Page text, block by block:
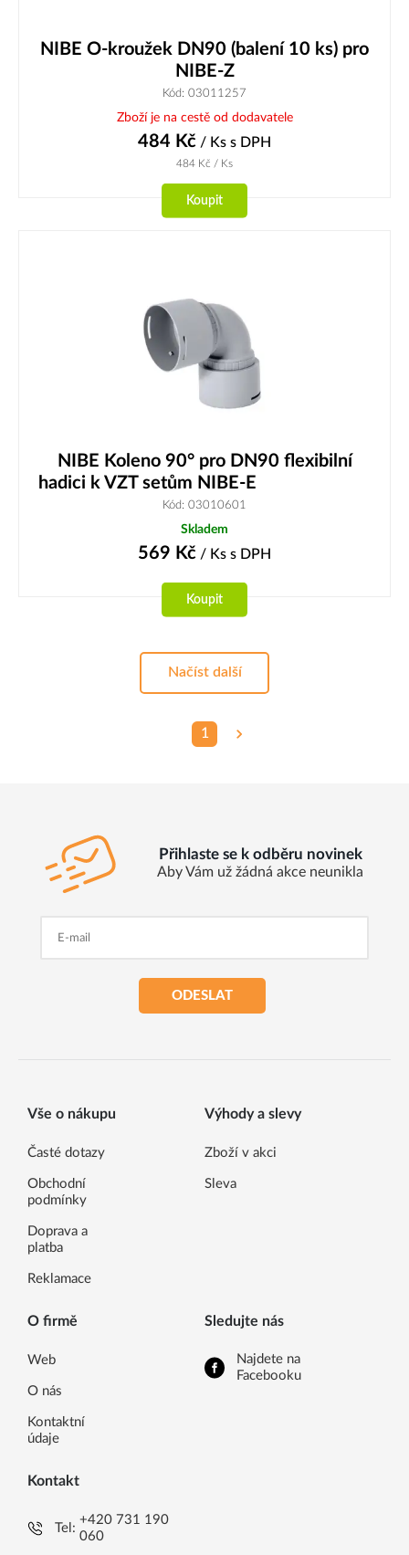
NIBE O-kroužek DN90 (balení 10 ks) pro
NIBE-Z
Kód: 03011257
Zboží je na cestě od dodavatele
484 Kč / Ks s DPH
484 Kč / Ks
Koupit
NIBE Koleno 90° pro DN90 flexibilní
hadici k VZT setům NIBE-E
Kód: 03010601
Skladem
569 Kč / Ks s DPH
Koupit
Načíst další
1
Přihlaste se k odběru novinek
Aby Vám už žádná akce neunikla
ODESLAT
Vše o nákupu
Časté dotazy
Obchodní
podmínky
Doprava a
platba
Reklamace
Výhody a slevy
Zboží v akci
Sleva
O firmě
Web
O nás
Kontaktní
údaje
Sledujte nás
Najdete na
Facebooku
Kontakt
Tel:
+420 731 190
060